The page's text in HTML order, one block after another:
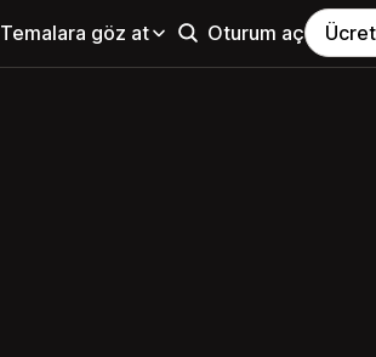
Temalara göz at Oturum aç